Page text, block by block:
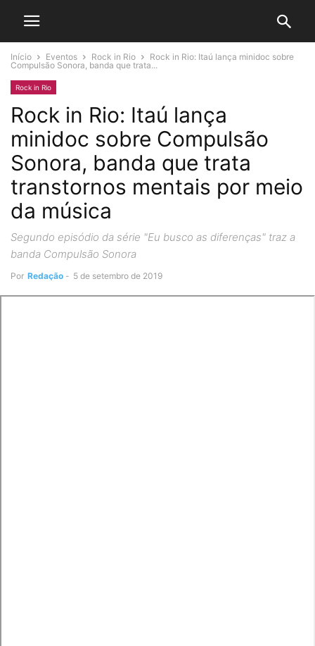
Início Eventos Rock in Rio
Rock in Rio: Itaú lança minidoc sobre
Compulsão Sonora, banda que trata...
Rock in Rio
Rock in Rio: Itaú lança
minidoc sobre Compulsão
Sonora, banda que trata
transtornos mentais por meio
da música
Segundo episódio da série "Eu busco as diferenças" traz a
banda Compulsão Sonora
Por Redação - 5 de setembro de 2019